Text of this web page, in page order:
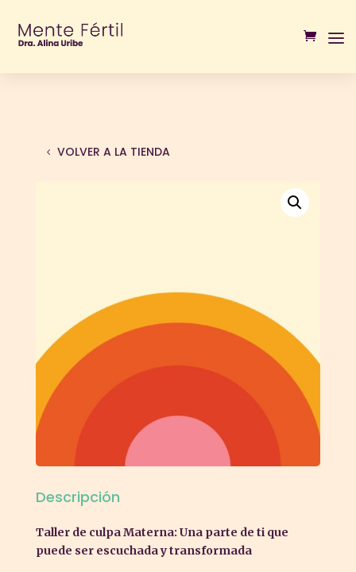
VOLVER A LA TIENDA
Descripción
Taller de culpa Materna: Una parte de ti que
puede ser escuchada y transformada